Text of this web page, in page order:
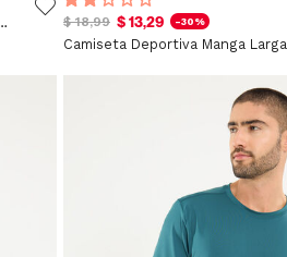
- Deportivo $ 18,99 $ 13,29 -30%
Camiseta Deportiva Manga Larga